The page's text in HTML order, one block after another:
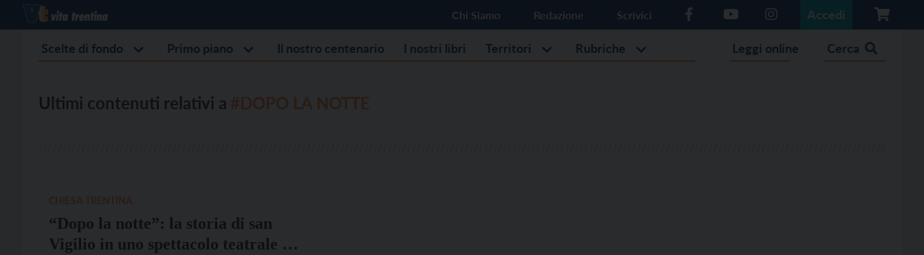
Chi Siamo Redazione Scrivici Accedi
Scelte di fondo Primo piano Il nostro centenario I nostri libri Territori Rubriche Leggi online Cerca
Ultimi contenuti relativi a
“Dopo la notte”: la storia di san
Vigilio in uno spettacolo teatrale il